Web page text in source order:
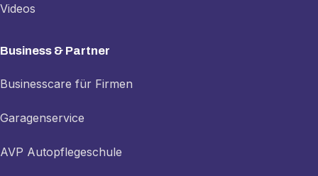
Videos
Business & Partner
Businesscare für Firmen
Garagenservice
AVP Autopflegeschule